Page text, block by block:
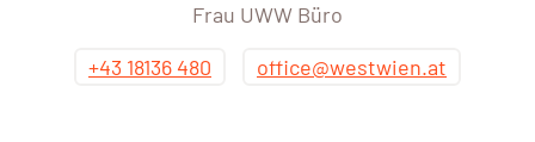
Frau UWW Büro
+43 18136 480
office@westwien.at